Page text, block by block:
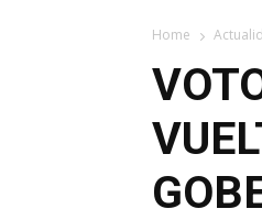
Home